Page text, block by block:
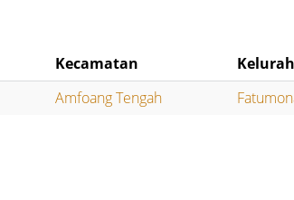
Kecamatan
Amfoang Tengah